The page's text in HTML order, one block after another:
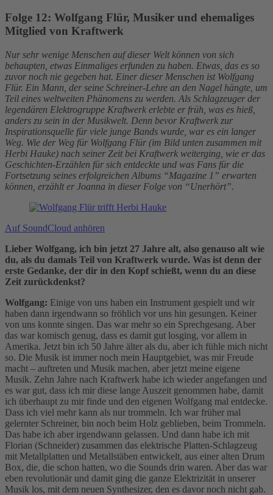
Folge 12: Wolfgang Flür, Musiker und ehemaliges
Mitglied von Kraftwerk
Nur sehr wenige Menschen auf dieser Welt können von sich
behaupten, etwas Einmaliges erfunden zu haben. Etwas, das es so
zuvor noch nie gegeben hat. Einer dieser Menschen ist Wolfgang
Flür. Ein Mann, der seine Schreiner-Lehre an den Nagel hängte, um
Teil eines weltweiten Phänomens zu werden. Als Schlagzeuger der
legendären Elektrogruppe Kraftwerk erlebte er früh, was es hieß,
anders zu sein in der Musikwelt. Denn bevor Kraftwerk zur
Inspirationsquelle für viele junge Bands wurde, war es ein langer
Weg. Wie der Weg für Wolfgang Flür (im Bild unten zusammen mit
Herbi Hauke) nach seiner Zeit bei Kraftwerk weiterging, wie er das
Geschichten-Erzählen für sich entdeckte und was Fans für die
Fortsetzung seines erfolgreichen Albums “Magazine 1” erwarten
können, erzählt er Joanna in dieser Folge von “Unerhört”.
Auf SoundCloud anhören
Lieber Wolfgang, ich bin jetzt 27 Jahre alt, also genauso alt wie
du, als du damals Teil von Kraftwerk wurde. Was ist denn der
erste Gedanke, der dir in den Kopf schießt, wenn du an diese
Zeit zurückdenkst?
Wolfgang: Einige von uns haben ein Instrument gespielt und wir
haben dann irgendwann so fröhlich vor uns hin gesungen. Keiner
von uns konnte singen. Das war mehr so ein Sprechgesang. Aber
das war komisch genug, dass es damit gut losging, vor allem in
Amerika. Jetzt bin ich 50 Jahre älter als du, aber ich fühle mich nicht
so. Die Musik ist immer noch mein Hauptgebiet, was mir Freude
macht – auftreten und Musik machen, aber jetzt meine eigene
Musik. Zehn Jahre nach Kraftwerk habe ich wieder angefangen und
es war gut, dass ich mir diese lange Auszeit genommen habe, damit
ich überhaupt zu mir finde und den eigenen Wolfgang mal entdecke.
Dass ich viel mehr kann als nur trommeln. Ich war früher mal
gelernter Schreiner, bin noch beim Holz geblieben, beim Trommeln.
Das habe ich aber irgendwann gelassen. Und dann habe ich mit
Florian (Schneider) zusammen das elektrische Platten-Schlagzeug
mit Metallplatten und Metallstäben entwickelt, aus einer alten Drum
Box, die, die schon hatten, wo die Sounds drin waren. Aber das war
eben revolutionär und damit ging die ganze Elektrizität in unserer
Musik los, mit dem neuen Synthesizer, den es davor noch nicht gab.